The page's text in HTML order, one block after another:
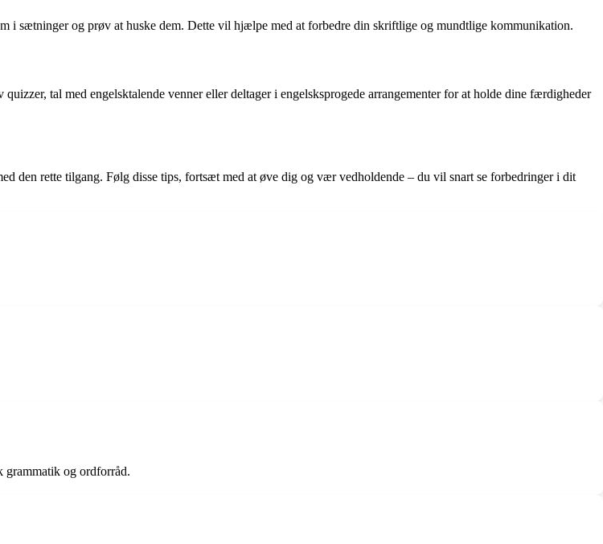
i sætninger og prøv at huske dem. Dette vil hjælpe med at forbedre din skriftlige og mundtlige kommunikation.
tal med engelsktalende venner eller deltager i engelsksprogede arrangementer for at holde dine færdigheder
den rette tilgang. Følg disse tips, fortsæt med at øve dig og vær vedholdende – du vil snart se forbedringer i dit
grammatik og ordforråd.